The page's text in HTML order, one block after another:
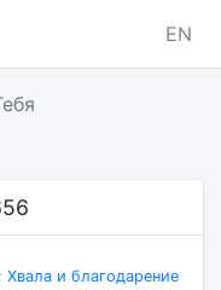
EN
Хвала и благодарение